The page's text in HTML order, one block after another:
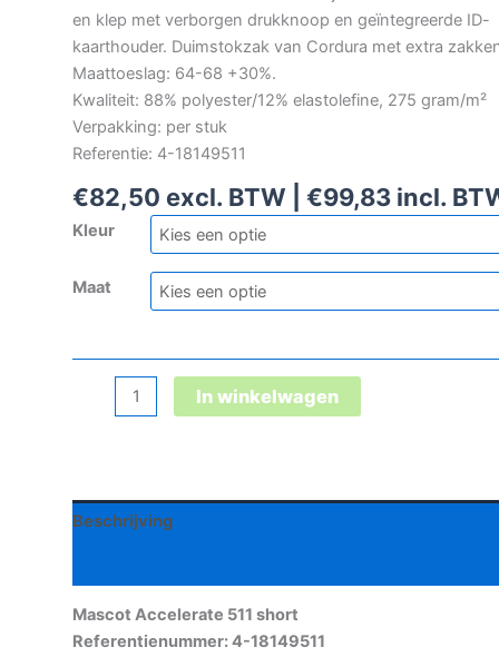
en klep met verborgen drukknoop en geïntegreerde ID-
kaarthouder. Duimstokzak van Cordura met extra
Maattoeslag: 64-68 +30%.
Kwaliteit: 88% polyester/12% elastolefine, 275 gram/m²
Verpakking: per stuk
Referentie: 4-18149511
€82,50 excl. BTW | €99,83 incl.
Kleur
Maat
Accelerate
aantal
In winkelwagen
Beschrijving
Mascot Accelerate 511 short
Referentienummer: 4-18149511